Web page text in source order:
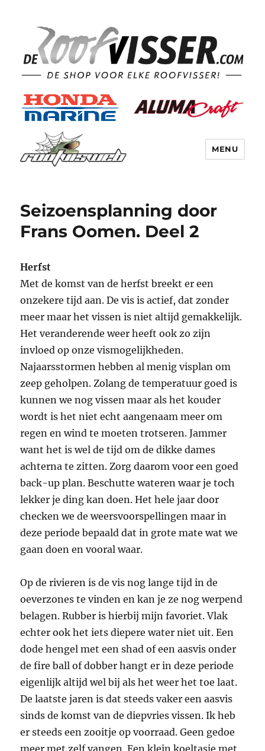
MENU
Seizoensplanning door
Frans Oomen. Deel 2
Herfst
Met de komst van de herfst breekt er een
onzekere tijd aan. De vis is actief, dat zonder
meer maar het vissen is niet altijd gemakkelijk.
Het veranderende weer heeft ook zo zijn
invloed op onze vismogelijkheden.
Najaarsstormen hebben al menig visplan om
zeep geholpen. Zolang de temperatuur goed is
kunnen we nog vissen maar als het kouder
wordt is het niet echt aangenaam meer om
regen en wind te moeten trotseren. Jammer
want het is wel de tijd om de dikke dames
achterna te zitten. Zorg daarom voor een goed
back-up plan. Beschutte wateren waar je toch
lekker je ding kan doen. Het hele jaar door
checken we de weersvoorspellingen maar in
deze periode bepaald dat in grote mate wat we
gaan doen en vooral waar.
Op de rivieren is de vis nog lange tijd in de
oeverzones te vinden en kan je ze nog werpend
belagen. Rubber is hierbij mijn favoriet. Vlak
echter ook het iets diepere water niet uit. Een
dode hengel met een shad of een aasvis onder
de fire ball of dobber hangt er in deze periode
eigenlijk altijd wel bij als het weer het toe laat.
De laatste jaren is dat steeds vaker een aasvis
sinds de komst van de diepvries vissen. Ik heb
er steeds een zooitje op voorraad. Geen gedoe